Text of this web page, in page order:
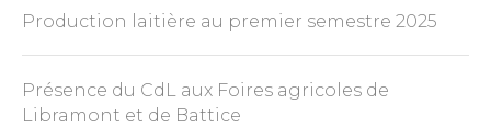
Production laitière au premier semestre 2025
Présence du CdL aux Foires agricoles de
Libramont et de Battice